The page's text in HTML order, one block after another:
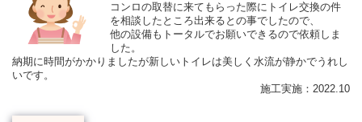
コンロの取替に来てもらった際にトイレ交換の件
を相談したところ出来るとの事でしたので、
他の設備もトータルでお願いできるので依頼しま
した。
納期に時間がかかりましたが新しいトイレは美しく水流が静かでうれし
いです。
施工実施：2022.10